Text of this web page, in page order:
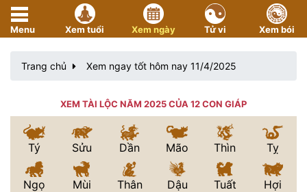
Menu Xem tuổi Xem ngày Tử vi Xem bói
Trang chủ Xem ngay tốt hôm nay 11/4/2025
XEM TÀI LỘC NĂM 2025 CỦA 12 CON GIÁP
Tý Sửu Dần Mão Thìn Tỵ
Ngọ Mùi Thân Dậu Tuất Hợi